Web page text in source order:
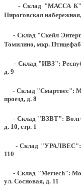
- Склад "МАССА К":
Пироговская
- Склад "Скейл
Томилино, мкр.
- Склад "ИВЗ":
д. 9
- Склад "Смартвес":
проезд, д. 8
- Склад "ВЗВТ":
д. 10, стр. 1
- Склад "УРАЛВЕС":
110
- Склад "Mertech":
ул. Сосновая, д. 11